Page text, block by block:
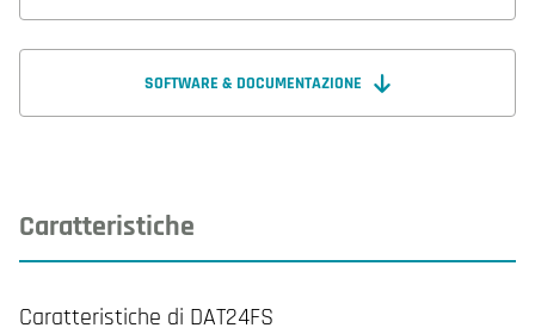
SOFTWARE & DOCUMENTAZIONE
Caratteristiche
Caratteristiche di DAT24FS